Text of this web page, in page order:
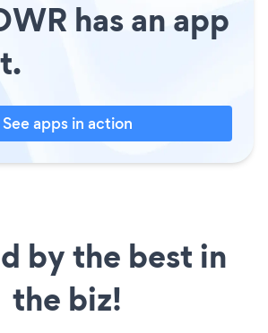
has an app
See apps in action
by the best in
the biz!